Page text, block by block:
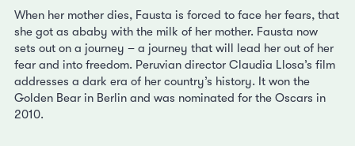
When her mother dies, Fausta is forced to face her fears, that
she got as ababy with the milk of her mother. Fausta now
sets out on a journey – a journey that will lead her out of her
fear and into freedom. Peruvian director Claudia Llosa’s film
addresses a dark era of her country’s history. It won the
Golden Bear in Berlin and was nominated for the Oscars in
2010.